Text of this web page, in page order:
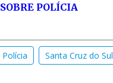
SOBRE POLÍCIA
Polícia Santa Cruz do Sul